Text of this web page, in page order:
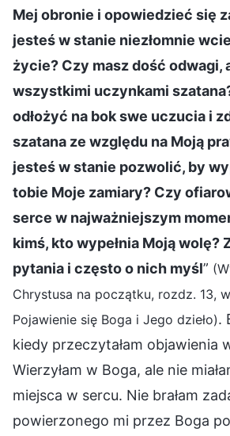
Mej obronie i opowiedzieć się
jesteś w stanie niezłomnie
życie? Czy masz dość odwagi,
wszystkimi uczynkami
odłożyć na bok swe uczucia i
szatana ze względu na Moją
jesteś w stanie pozwolić, by
tobie Moje zamiary? Czy
serce w najważniejszym
kimś, kto wypełnia Moją wolę?
pytania i często o nich myśl”
Chrystusa na początku, rozdz. 13,
Pojawienie się Boga i Jego dzieło).
kiedy przeczytałam objawienia
Wierzyłam w Boga, ale nie
miejsca w sercu. Nie brałam
powierzonego mi przez Boga